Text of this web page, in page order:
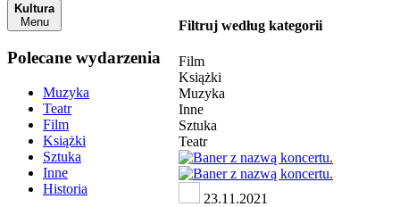
Kultura
Menu
Polecane wydarzenia
Muzyka
Teatr
Film
Książki
Sztuka
Inne
Historia
Filtruj według kategorii
Film
Książki
Muzyka
Inne
Sztuka
Teatr
23.11.2021